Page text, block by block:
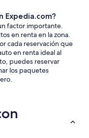
Expedia.com?
factor importante.
en renta en la zona.
cada reservación que
en renta ideal al
puedes reservar
los paquetes